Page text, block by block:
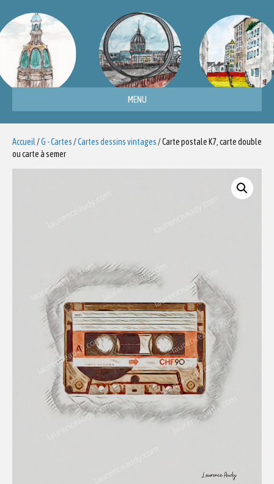
MENU
Accueil /G - Cartes /Cartes dessins vintages / Carte postale K7, carte double
ou carte à semer